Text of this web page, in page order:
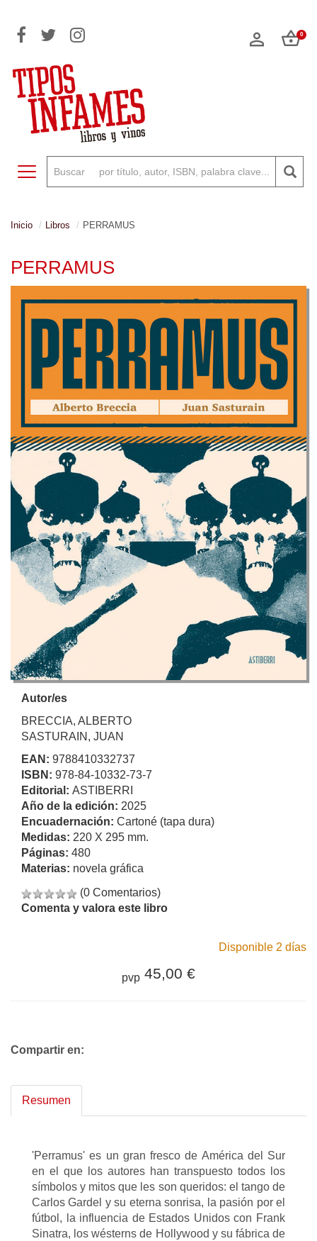
0
Toggle navigation
Inicio Libros PERRAMUS
PERRAMUS
Autor/es
BRECCIA, ALBERTO
SASTURAIN, JUAN
EAN: 9788410332737
ISBN: 978-84-10332-73-7
Editorial: ASTIBERRI
Año de la edición: 2025
Encuadernación: Cartoné (tapa dura)
Medidas: 220 X 295 mm.
Páginas: 480
Materias: novela gráfica
(0 Comentarios)
Comenta y valora este libro
Disponible 2 días
pvp 45,00 €
Compartir en:
Resumen
'Perramus' es un gran fresco de América del Sur
en el que los autores han transpuesto todos los
símbolos y mitos que les son queridos: el tango de
Carlos Gardel y su eterna sonrisa, la pasión por el
fútbol, la influencia de Estados Unidos con Frank
Sinatra, los wésterns de Hollywood y su fábrica de